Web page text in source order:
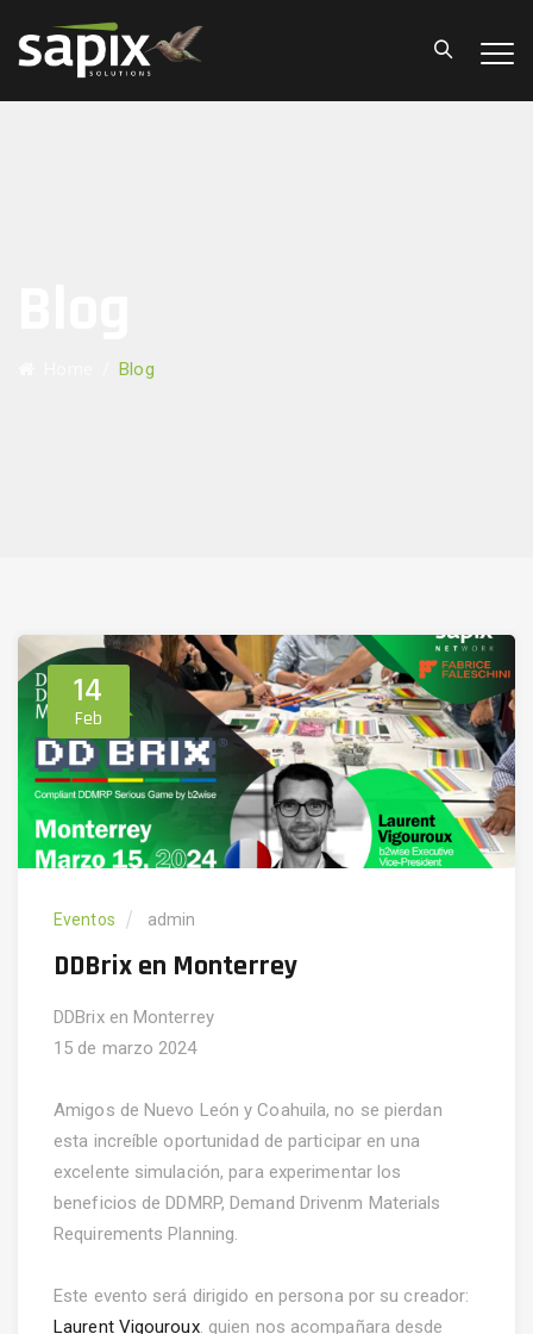
/Blog
14
Feb
Eventos admin
DDBrix en Monterrey
DDBrix en Monterrey
15 de marzo 2024
Amigos de Nuevo León y Coahuila, no se pierdan
esta increíble oportunidad de participar en una
excelente simulación, para experimentar los
beneficios de DDMRP, Demand Drivenm Materials
Requirements Planning.
Este evento será dirigido en persona por su creador:
Laurent Vigouroux. quien nos acompañara desde